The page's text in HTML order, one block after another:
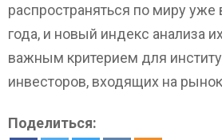
распространяться по миру
года, и новый индекс анализа
важным критерием для
инвесторов, входящих на
Поделиться: